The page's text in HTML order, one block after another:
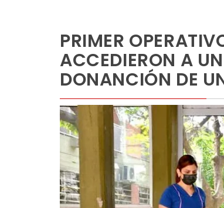
PRIMER
ACCEDIERON A
DONANCIÓN DE